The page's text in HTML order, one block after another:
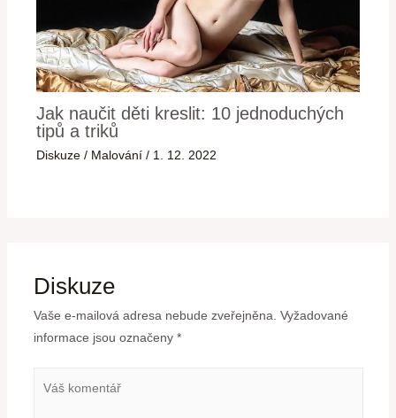
Jak naučit děti kreslit: 10 jednoduchých
tipů a triků
Diskuze / Malování / 1. 12. 2022
Diskuze
Vaše e-mailová adresa nebude zveřejněna. Vyžadované
informace jsou označeny *